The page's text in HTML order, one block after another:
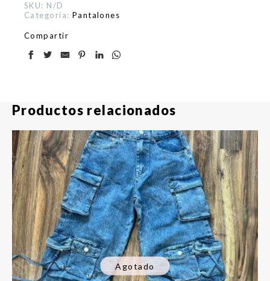
SKU: N/D
Categoría: Pantalones
Compartir
Productos relacionados
Agotado